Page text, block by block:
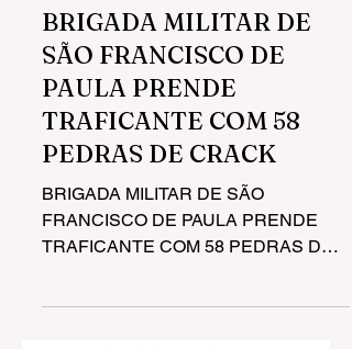
30 de mai. de 2023 2 min de leitura
BRIGADA MILITAR DE
SÃO FRANCISCO DE
PAULA PRENDE
TRAFICANTE COM 58
BRIGADA MILITAR DE SÃO